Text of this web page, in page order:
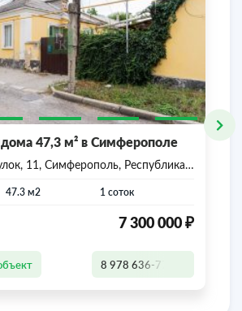
47,3 м² в Симферополе
11, Симферополь, Республика
47.3 м2 1 соток
7 300 000 ₽
8 978 636-77-47